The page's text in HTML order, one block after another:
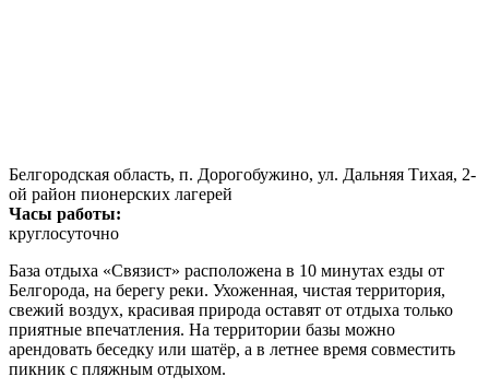
Белгородская область, п. Дорогобужино, ул. Дальняя Тихая, 2-
ой район пионерских лагерей
Часы работы:
круглосуточно
База отдыха «Связист» расположена в 10 минутах езды от
Белгорода, на берегу реки. Ухоженная, чистая территория,
свежий воздух, красивая природа оставят от отдыха только
приятные впечатления. На территории базы можно
арендовать беседку или шатёр, а в летнее время совместить
пикник с пляжным отдыхом.